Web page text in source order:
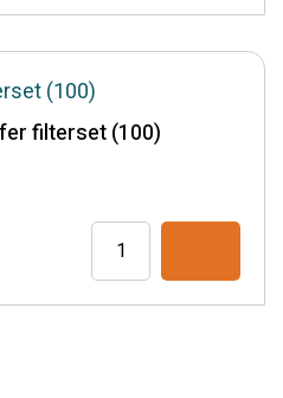
filterset (100)
Ozon
transfer
filterset